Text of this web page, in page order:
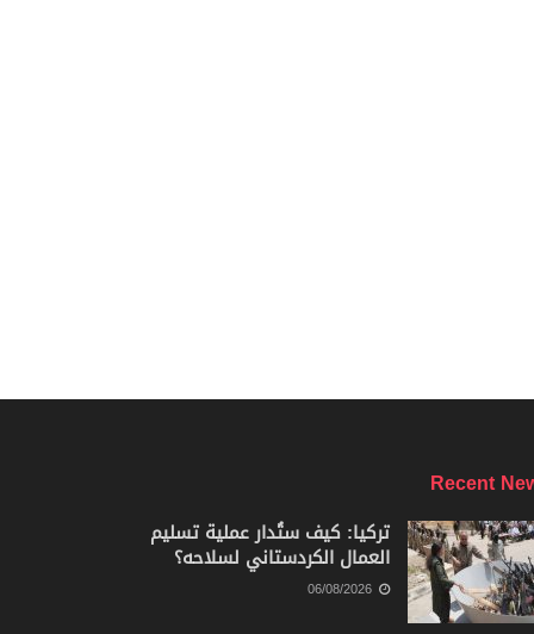
Recent
تركيا: كيف ستُدار عملية تسليم
العمال الكردستاني لسلاحه؟